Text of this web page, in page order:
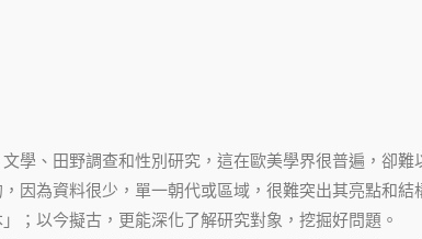
學、田野調查和性別研究，這在歐美學界很普遍，卻
因為資料很少，單一朝代或區域，很難突出其亮點和
；以今擬古，更能深化了解研究對象，挖掘好問題。